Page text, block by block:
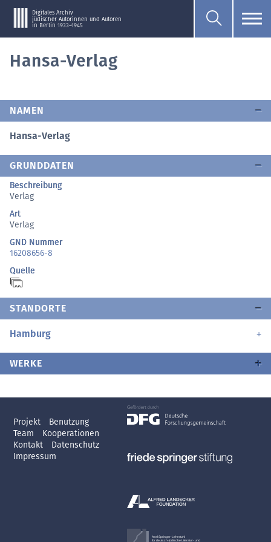
Digitales Archiv
jüdischer Autorinnen und Autoren
in Berlin 1933–1945
Hansa-Verlag
NAMEN
Hansa-Verlag
GRUNDDATEN
Beschreibung
Verlag
Art
Verlag
GND Nummer
16208656-8
Quelle
STANDORTE
Hamburg
WERKE
Projekt
Benutzung
Team
Kooperationen
Kontakt
Datenschutz
Impressum
Axel Springer-Lehrstuhl
für deutsch-jüdische Literatur- und